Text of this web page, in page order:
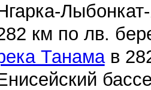
км по лв.
Танамав